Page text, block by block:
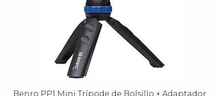
Benro PP1 Mini Trípode de Bolsillo + Adaptador